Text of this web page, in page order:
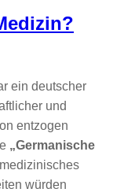
ein deutscher
und
entzogen
„Germanische
würden